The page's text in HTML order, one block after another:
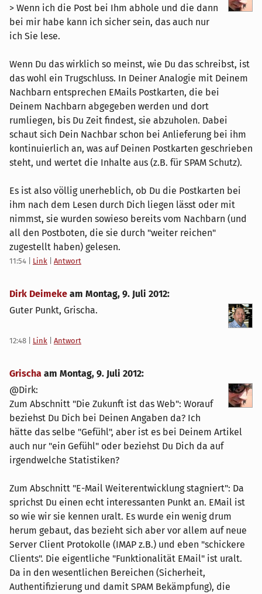
> Wenn ich die Post bei Ihm abhole und die dann
bei mir habe kann ich sicher sein, das auch nur
ich Sie lese.
Wenn Du das wirklich so meinst, wie Du das schreibst, ist
das wohl ein Trugschluss. In Deiner Analogie mit Deinem
Nachbarn entsprechen EMails Postkarten, die bei
Deinem Nachbarn abgegeben werden und dort
rumliegen, bis Du Zeit findest, sie abzuholen. Dabei
schaut sich Dein Nachbar schon bei Anlieferung bei ihm
kontinuierlich an, was auf Deinen Postkarten geschrieben
steht, und wertet die Inhalte aus (z.B. für SPAM Schutz).
Es ist also völlig unerheblich, ob Du die Postkarten bei
ihm nach dem Lesen durch Dich liegen lässt oder mit
nimmst, sie wurden sowieso bereits vom Nachbarn (und
all den Postboten, die sie durch "weiter reichen"
zugestellt haben) gelesen.
11:54 Link Antwort
Dirk Deimeke am Montag, 9. Juli 2012:
Guter Punkt, Grischa.
12:48 Link Antwort
Grischa am Montag, 9. Juli 2012:
@Dirk:
Zum Abschnitt "Die Zukunft ist das Web": Worauf
beziehst Du Dich bei Deinen Angaben da? Ich
hätte das selbe "Gefühl", aber ist es bei Deinem Artikel
auch nur "ein Gefühl" oder beziehst Du Dich da auf
irgendwelche Statistiken?
Zum Abschnitt "E-Mail Weiterentwicklung stagniert": Da
sprichst Du einen echt interessanten Punkt an. EMail ist
so wie wir sie kennen uralt. Es wurde ein wenig drum
herum gebaut, das bezieht sich aber vor allem auf neue
Server Client Protokolle (IMAP z.B.) und eben "schickere
Clients". Die eigentliche "Funktionalität EMail" ist uralt.
Da in den wesentlichen Bereichen (Sicherheit,
Authentifizierung und damit SPAM Bekämpfung), die